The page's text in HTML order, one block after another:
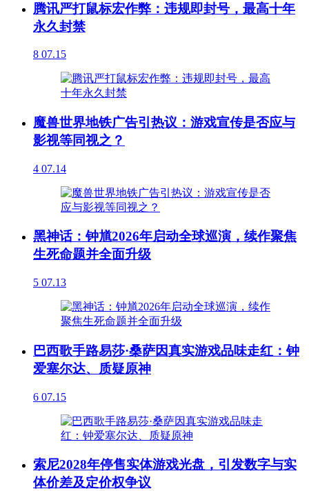
腾讯严打鼠标宏作弊：违规即封号，最高十年
永久封禁
8 07.15
魔兽世界地铁广告引热议：游戏宣传是否应与
影视等同视之？
4 07.14
黑神话：钟馗2026年启动全球巡演，续作聚焦
生死命题并全面升级
5 07.13
巴西歌手路易莎·桑萨因真实游戏品味走红：钟
爱塞尔达、质疑原神
6 07.15
索尼2028年停售实体游戏光盘，引发数字与实
体价差及定价权争议